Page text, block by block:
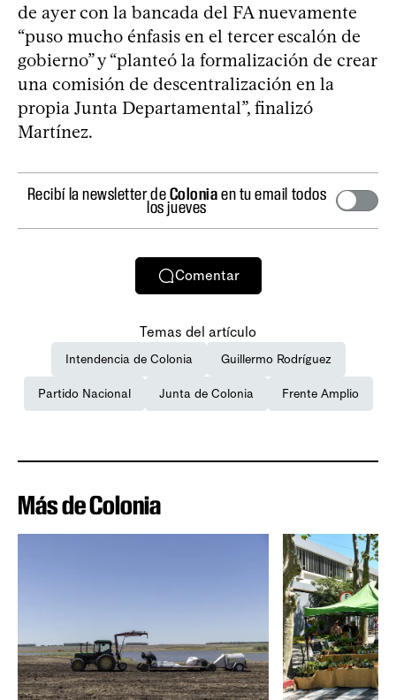
de ayer con la bancada del FA nuevamente
“puso mucho énfasis en el tercer escalón de
gobierno” y “planteó la formalización de crear
una comisión de descentralización en la
propia Junta Departamental”, finalizó
Martínez.
Recibí la newsletter deColoniaen tu email todos
los jueves
Comentar
Temas del artículo
Intendencia de Colonia Guillermo Rodríguez
Partido Nacional Junta de Colonia Frente Amplio
Más de Colonia